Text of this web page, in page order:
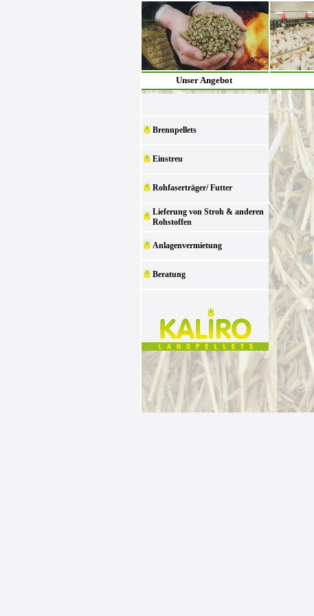
Unser Angebot
Brennpellets
Einstreu
Rohfaserträger/ Futter
Lieferung von Stroh & anderen
Rohstoffen
Anlagenvermietung
Beratung